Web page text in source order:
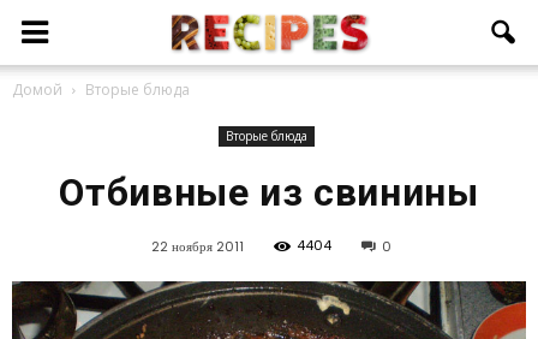
Домой Вторые блюда
Вторые блюда
Отбивные из свинины
22 ноября 2011 4404 0